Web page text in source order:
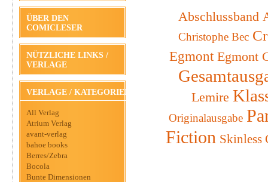
ÜBER DEN
COMICLESER
NÜTZLICHE LINKS /
VERLAGE
VERLAGE / KATEGORIEN
All Verlag
Atrium Verlag
avant-verlag
bahoe books
Berres/Zebra
Bocola
Bunte Dimensionen
Abschlussband
Christophe Bec
Egmont Egmont
Lemire
Originalausgabe
Fiction Skinless